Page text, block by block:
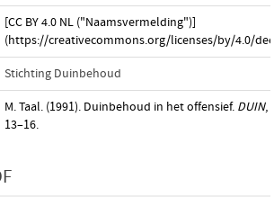
[CC BY 4.0 NL ("Naamsvermelding")]
(https://creativecommons.org/licenses/by/4.0/
Stichting Duinbehoud
M. Taal. (1991). Duinbehoud in het offensief. DUIN,
13–16.